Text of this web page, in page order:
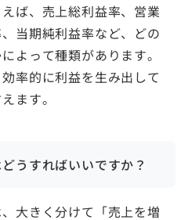
ば、売上総利益率、営業
当期純利益率など、どの
よって種類があります。
率的に利益を生み出して
ます。
うすればいいですか？
大きく分けて「売上を増